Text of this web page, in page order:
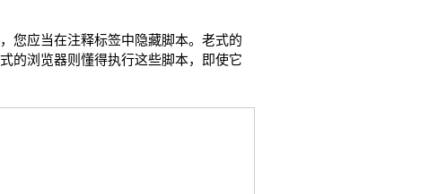
您应当在注释标签中隐藏脚本。老式的
的浏览器则懂得执行这些脚本，即使它